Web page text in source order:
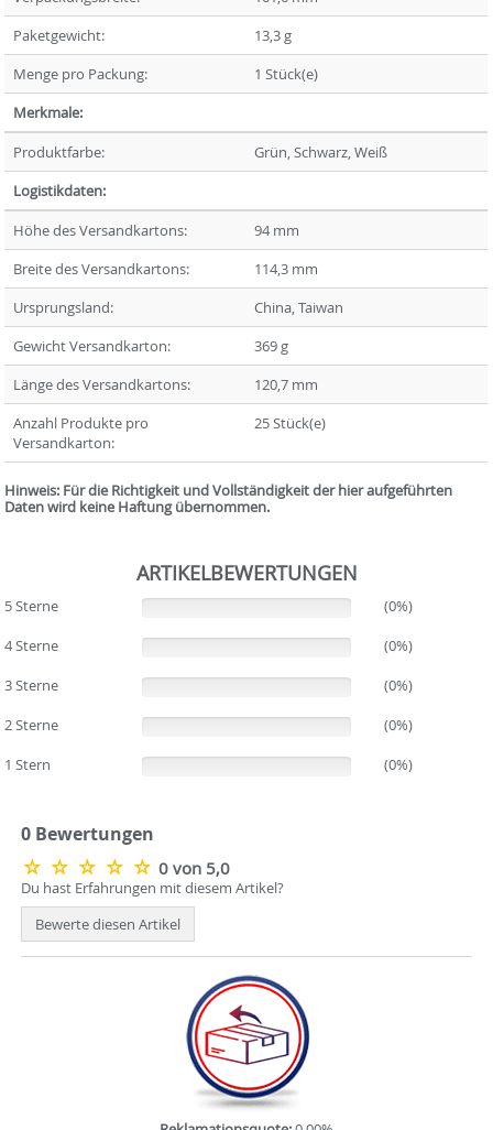
Paketgewicht:
13,3 g
Menge pro Packung:
1 Stück(e)
Merkmale:
Produktfarbe:
Grün, Schwarz, Weiß
Logistikdaten:
Höhe des Versandkartons:
94 mm
Breite des Versandkartons:
114,3 mm
Ursprungsland:
China, Taiwan
Gewicht Versandkarton:
369 g
Länge des Versandkartons:
120,7 mm
Anzahl Produkte pro
Versandkarton:
25 Stück(e)
Hinweis: Für die Richtigkeit und Vollständigkeit der hier aufgeführten
Daten wird keine Haftung übernommen.
ARTIKELBEWERTUNGEN
5 Sterne
(0%)
4 Sterne
(0%)
3 Sterne
(0%)
2 Sterne
(0%)
1 Stern
(0%)
0 Bewertungen
0 von 5,0
Du hast Erfahrungen mit diesem Artikel?
Bewerte diesen Artikel